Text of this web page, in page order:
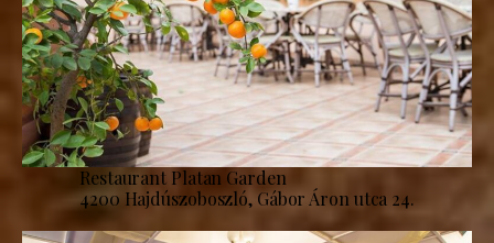
Restaurant Platan Garden
4200 Hajdúszoboszló, Gábor Áron utca 24.